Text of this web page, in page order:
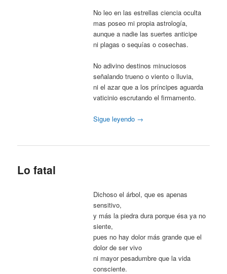
No leo en las estrellas ciencia oculta
mas poseo mi propia astrología,
aunque a nadie las suertes anticipe
ni plagas o sequías o cosechas.
No adivino destinos minuciosos
señalando trueno o viento o lluvia,
ni el azar que a los príncipes aguarda
vaticinio escrutando el firmamento.
Sigue leyendo →
Lo fatal
Dichoso el árbol, que es apenas
sensitivo,
y más la piedra dura porque ésa ya no
siente,
pues no hay dolor más grande que el
dolor de ser vivo
ni mayor pesadumbre que la vida
consciente.